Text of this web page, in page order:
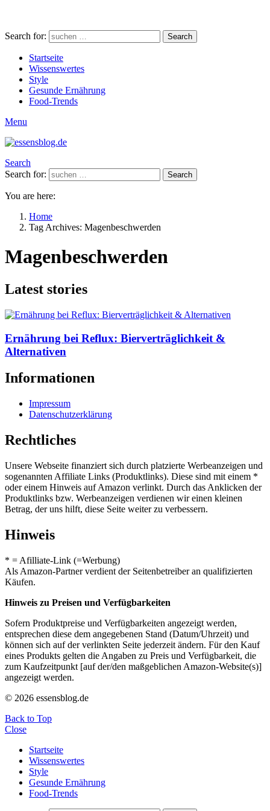
Search for: Search
Startseite
Wissenswertes
Style
Gesunde Ernährung
Food-Trends
Menu
Search
Search for:
Search
You are here:
Home
Tag Archives: Magenbeschwerden
Magenbeschwerden
Latest stories
Ernährung bei Reflux: Bierverträglichkeit &
Alternativen
Informationen
Impressum
Datenschutzerklärung
Rechtliches
Unsere Webseite finanziert sich durch platzierte Werbeanzeigen und
sogenannten Affiliate Links (Produktlinks). Diese sind mit einem *
oder einem Hinweis auf Amazon verlinkt. Durch das Anklicken der
Produktlinks bzw. Werbeanzeigen verdienen wir einen kleinen
Betrag, der uns hilft, diese Seite weiter zu verbessern.
Hinweis
* = Afilliate-Link (=Werbung)
Als Amazon-Partner verdient der Seitenbetreiber an qualifizierten
Käufen.
Hinweis zu Preisen und Verfügbarkeiten
Sofern Produktpreise und Verfügbarkeiten angezeigt werden,
entsprechen diese dem angegebenen Stand (Datum/Uhrzeit) und
können sich auf der verlinkten Seite jederzeit ändern. Für den Kauf
eines Produkts gelten die Angaben zu Preis und Verfügbarkeit, die
zum Kaufzeitpunkt [auf der/den maßgeblichen Amazon-Website(s)]
angezeigt werden.
© 2026 essensblog.de
Back to Top
Close
Startseite
Wissenswertes
Style
Gesunde Ernährung
Food-Trends